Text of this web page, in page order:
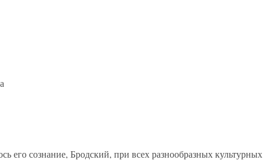
его сознание, Бродский, при всех разнообразных культурных